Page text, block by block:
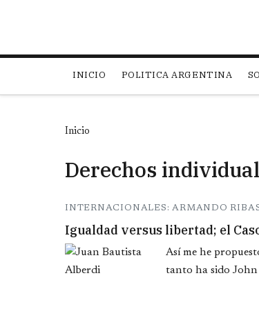
INICIO POLITICA ARGENTINA
Inicio
Derechos
INTERNACIONALES: ARMANDO
Igualdad versus libertad; el
Así me he
tanto ha sido John